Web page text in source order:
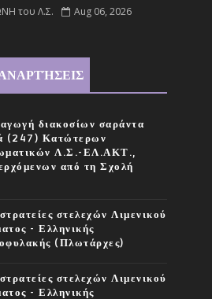
του Λ.Σ. Aug 06, 2026
διακοσίων σαράντα
(247) Κατώτερων
Λ.Σ.-ΕΛ.ΑΚΤ.,
από τη Σχολή
στελεχών Λιμενικού
- Ελληνικής
(Πλωτάρχες)
στελεχών Λιμενικού
- Ελληνικής